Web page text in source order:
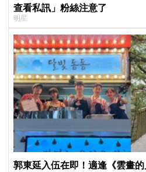
查看私訊」粉絲注意了
明星
郭東延入伍在即！適逢《雲畫